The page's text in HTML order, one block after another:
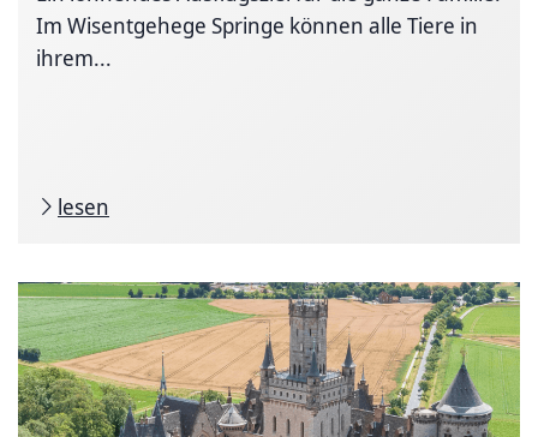
Im Wisentgehege Springe können alle Tiere in
ihrem...
lesen